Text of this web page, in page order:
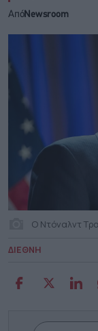
ΑπόNewsroom
Ο Ντόναλντ
ΔΙΕΘΝΗ